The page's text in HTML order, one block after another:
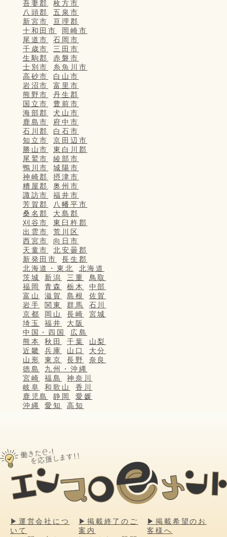
吾妻郡
枚方市
八頭郡
五泉市
新宮市
亘理郡
十和田市
岡崎市
尾道市
石岡市
千歳市
三田市
生駒郡
赤磐市
士別市
糸魚川市
高砂市
白山市
岩沼市
富里市
熊野市
丹生郡
国立市
豊前市
海部郡
犬山市
鹿島市
府中市
石川郡
白石市
知立市
京田辺市
勝山市
東白川郡
尾鷲市
綾部市
鴨川市
城陽市
神崎郡
摂津市
糟屋郡
奥州市
諏訪市
福井市
芳賀郡
八幡平市
桑名郡
大島郡
刈谷市
東臼杵郡
出雲市
荒川区
西宮市
向日市
天童市
北安曇郡
新発田市
長生郡
北海道・東北
北海道
茨城
新潟 三重
鳥取
福岡
青森 栃木
中部
富山
滋賀 島根
佐賀
岩手
関東 群馬
石川
京都
岡山 長崎
宮城
埼玉
福井
大阪
中国・四国
広島
熊本
秋田 千葉
山梨
近畿
兵庫 山口
大分
山形
東京 長野
奈良
徳島
九州・沖縄
宮崎
福島
神奈川
岐阜
和歌山
香川
鹿児島
静岡
愛媛
沖縄
愛知 高知
▶運営会社につ
いて
▶掲載終了のご
案内
▶掲載希望のお
客様へ